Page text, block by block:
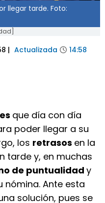
llegar tarde. Foto:
| Actualizada 14:58
que día con día
poder llegar a su
los retrasos en la
tarde y, en muchas
de puntualidad y
nómina. Ante esta
solución, pues se